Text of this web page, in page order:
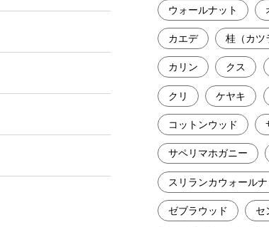
ウォールナット
カエデ 桂（カツ
カリン クス
クリ ケヤキ
コットンウッド
サペリマホガニー
スリランカウォールナ
ゼブラウッド セ